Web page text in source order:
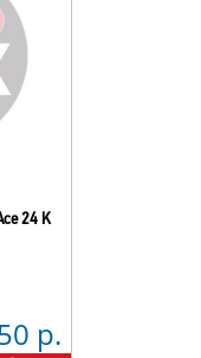
24 K
р.